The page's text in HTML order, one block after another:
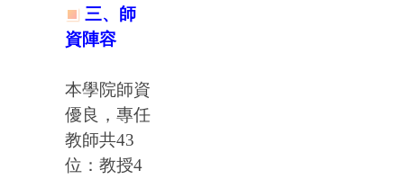
三、師
資陣容
本學院師資
優良，專任
教師共43
位：教授4